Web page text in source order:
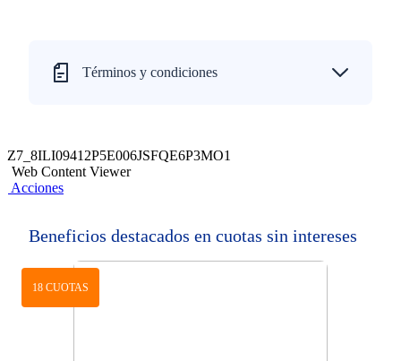
Términos y condiciones
Z7_8ILI09412P5E006JSFQE6P3MO1
Web Content Viewer
Acciones
Beneficios destacados en cuotas sin intereses
18 CUOTAS